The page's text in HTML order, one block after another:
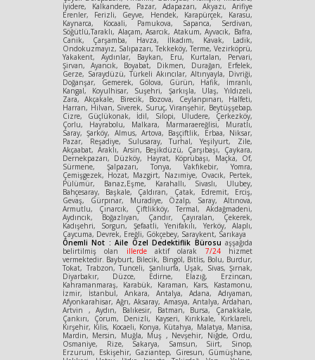
İyidere, Kalkandere, Pazar, Adapazarı, Akyazı, Arifiye
Erenler, Ferizli, Geyve, Hendek, Karapürçek, Karasu,
Kaynarca, Kocaali, Pamukova, Sapanca, Serdivan,
Söğütlü,Taraklı, Alaçam, Asarcık, Atakum, Ayvacık, Bafra,
Canik, Çarşamba, Havza, İlkadım, Kavak, Ladik,
Ondokuzmayız, Salıpazarı, Tekkeköy, Terme, Vezirköprü,
Yakakent, Aydınlar, Baykan, Eru, Kurtalan, Pervari,
Şirvan, Ayancık, Boyabat, Dikmen, Durağan, Erfelek,
Gerze, Saraydüzü, Türkeli Akıncılar, Altınyayla, Divriği,
Doğanşar, Gemerek, Gölova, Gürün, Hafik, İmranlı,
Kangal, Koyulhisar, Suşehri, Şarkışla, Ulaş, Yıldızeli,
Zara, Akçakale, Birecik, Bozova, Ceylanpınarı, Halfeti,
Harran, Hilvan, Siverek, Suruç, Viranşehir, Beytüşşebap,
Cizre, Güçlükonak, İdil, Silopi, Uludere, Çerkezköy,
Çorlu, Hayrabolu, Malkara, Marmaraereğlisi, Muratlı,
Saray, Şarköy, Almus, Artova, Başçiftlik, Erbaa, Niksar,
Pazar, Reşadiye, Sulusaray, Turhal, Yeşilyurt, Zile,
Akçaabat, Araklı, Arsin, Beşikdüzü, Çarşıbaşı, Çaykara,
Dernekpazarı, Düzköy, Hayrat, Köprübaşı, Maçka, Of,
Sürmene, Şalpazarı, Tonya, Vakfıkebir, Yomra,
Çemişgezek, Hozat, Mazgirt, Nazımiye, Ovacık, Pertek,
Pülümür, Banaz,Eşme, Karahallı, Sivaslı, Ulubey,
Bahçesaray, Başkale, Çaldıran, Çatak, Edremit, Erciş,
Gevaş, Gürpınar, Muradiye, Özalp, Saray, Altınova,
Armutlu, Çınarcık, Çiftlikköy, Termal, Akdağmadeni,
Aydıncık, Boğazlıyan, Çandır, Çayıralan, Çekerek,
Kadışehri, Sorgun, Şefaatli, Yenifakılı, Yerköy, Alaplı,
Çaycuma, Devrek, Ereğli, Gökçebey, Saraykent, Sarıkaya
Önemli Not : Aile Özel Dedektiflik Bürosu aşşağıda
belirtilmiş olan illerdeaktif olarak 7/24hizmet
vermektedir. Bayburt, Bilecik, Bingöl, Bitlis, Bolu, Burdur,
Tokat, Trabzon, Tunceli, Şanlıurfa, Uşak, Sivas, Şırnak,
Diyarbakır, Düzce, Edirne, Elazığ, Erzincan,
Kahramanmaraş, Karabük, Karaman, Kars, Kastamonu,
İzmir, İstanbul, Ankara, Antalya, Adana, Adıyaman,
Afyonkarahisar, Ağrı, Aksaray, Amasya, Antalya, Ardahan,
Artvin , Aydın, Balıkesir, Batman, Bursa, Çanakkale,
Çankırı, Çorum, Denizli, Kayseri, Kırıkkale, Kırklareli,
Kırşehir, Kilis, Kocaeli, Konya, Kütahya, Malatya, Manisa,
Mardin, Mersin, Muğla, Muş , Nevşehir, Niğde, Ordu,
Osmaniye, Rize, Sakarya, Samsun, Siirt, Sinop,
Erzurum, Eskişehir, Gaziantep, Giresun, Gümüşhane,